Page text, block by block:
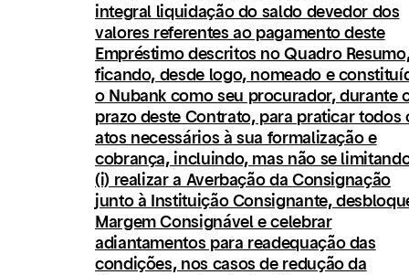
integral liquidação do saldo devedor dos
valores referentes ao pagamento deste
Empréstimo descritos no Quadro
ficando, desde logo, nomeado e
o Nubank como seu procurador, durante
prazo deste Contrato, para praticar todos
atos necessários à sua formalização e
cobrança, incluindo, mas não se
(i) realizar a Averbação da Consignação
junto à Instituição Consignante,
Margem Consignável e celebrar
adiantamentos para readequação das
condições, nos casos de redução da